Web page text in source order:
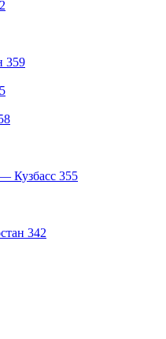
359
Кузбасс 355
342